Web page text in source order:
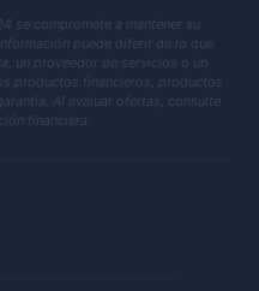
se compromete a mantener su
puede diferir de lo que
un proveedor de servicios o un
productos financieros, productos
Al evaluar ofertas, consulte
financiera.